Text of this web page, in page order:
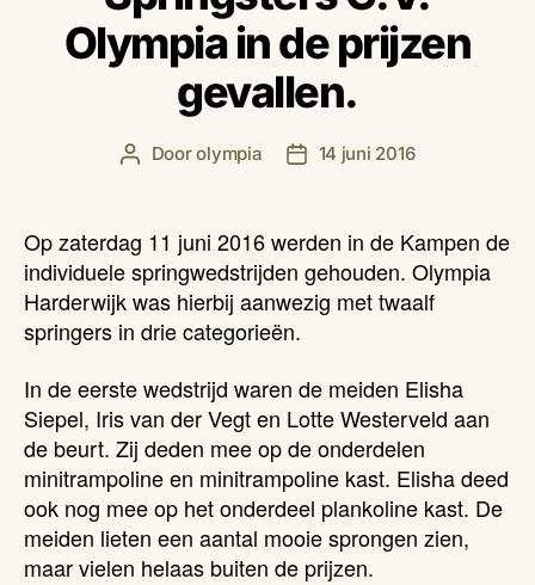
Olympia in de prijzen
gevallen.
Berichtauteur
Doorolympia Berichtdatum
14 juni 2016
Op zaterdag 11 juni 2016 werden in de Kampen de
individuele springwedstrijden gehouden. Olympia
Harderwijk was hierbij aanwezig met twaalf
springers in drie categorieën.
In de eerste wedstrijd waren de meiden Elisha
Siepel, Iris van der Vegt en Lotte Westerveld aan
de beurt. Zij deden mee op de onderdelen
minitrampoline en minitrampoline kast. Elisha deed
ook nog mee op het onderdeel plankoline kast. De
meiden lieten een aantal mooie sprongen zien,
maar vielen helaas buiten de prijzen.